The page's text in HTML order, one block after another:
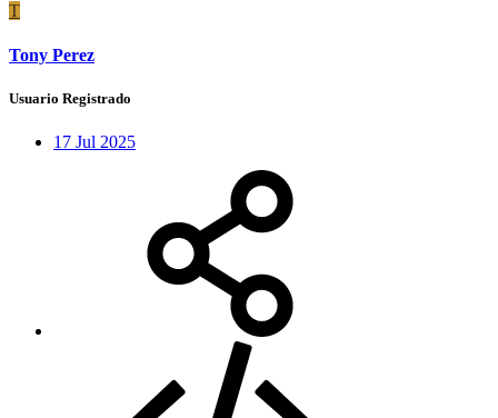
T
Tony Perez
Usuario Registrado
17 Jul 2025